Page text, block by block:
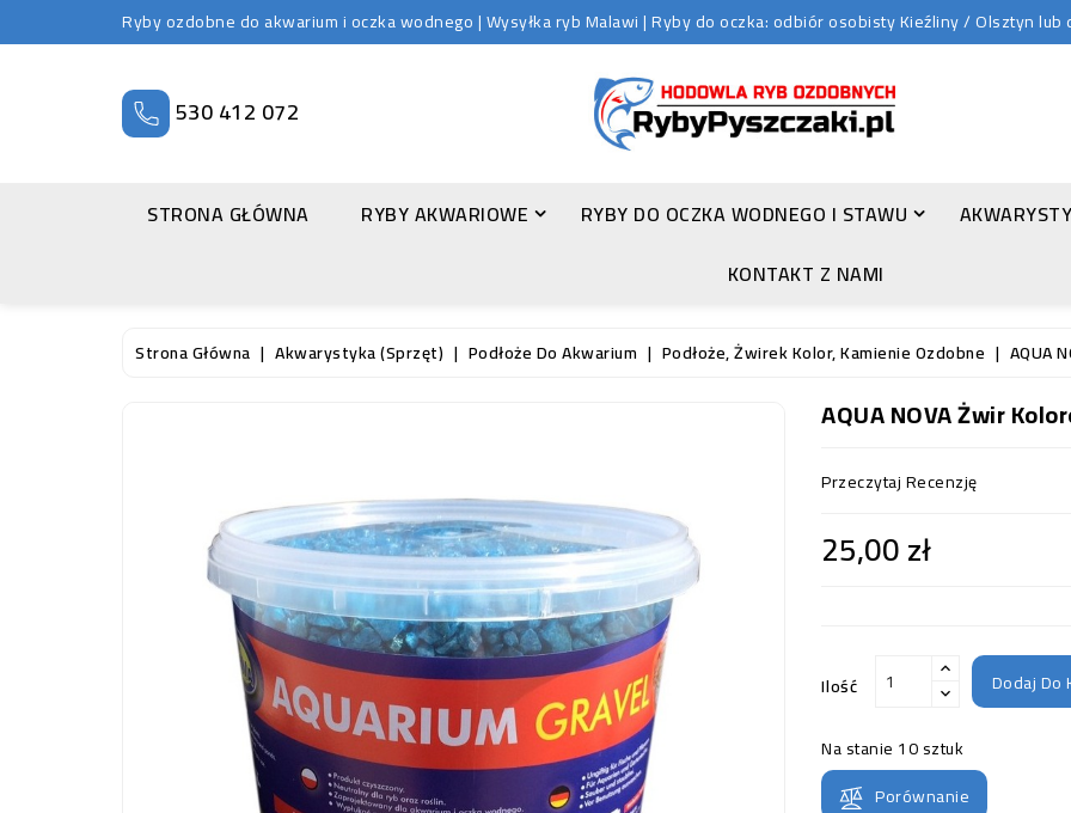
Ryby ozdobne do akwarium i oczka wodnego | Wysyłka ryb Malawi | Ryby do oczka: odbiór osobisty Kieźliny / Olsztyn
530 412 072
STRONA GŁÓWNA RYBY AKWARIOWE RYBY DO OCZKA WODNEGO I STAWU
KONTAKT Z NAMI
Strona Główna Akwarystyka (sprzęt) Podłoże Do Akwarium Podłoże, Żwirek Kolor, Kamienie Ozdobne AQUA
AQUA NOVA Żwir
Przeczytaj Recenzję
25,00 zł
Ilość Dodaj Do
Na stanie 10 sztuk
Porównanie